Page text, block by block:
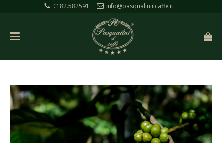
0182.582591 info@pasqualiniilcaffe.it